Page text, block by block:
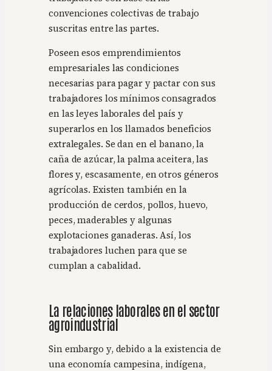
convenciones colectivas de trabajo
suscritas entre las partes.
Poseen esos emprendimientos
empresariales las condiciones
necesarias para pagar y pactar con sus
trabajadores los mínimos consagrados
en las leyes laborales del país y
superarlos en los llamados beneficios
extralegales. Se dan en el banano, la
caña de azúcar, la palma aceitera, las
flores y, escasamente, en otros géneros
agrícolas. Existen también en la
producción de cerdos, pollos, huevo,
peces, maderables y algunas
explotaciones ganaderas. Así, los
trabajadores luchen para que se
cumplan a cabalidad.
La relaciones laborales en el sector
agroindustrial
Sin embargo y, debido a la existencia de
una economía campesina, indígena,